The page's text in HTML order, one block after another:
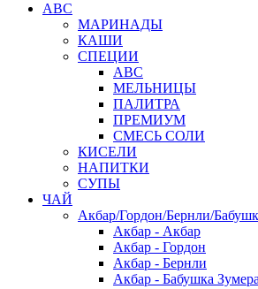
АВС
МАРИНАДЫ
КАШИ
СПЕЦИИ
АВС
МЕЛЬНИЦЫ
ПАЛИТРА
ПРЕМИУМ
СМЕСЬ СОЛИ
КИСЕЛИ
НАПИТКИ
СУПЫ
ЧАЙ
Акбар/Гордон/Бернли/
Акбар - Акбар
Акбар - Гордон
Акбар - Бернли
Акбар - Бабушка Зумера